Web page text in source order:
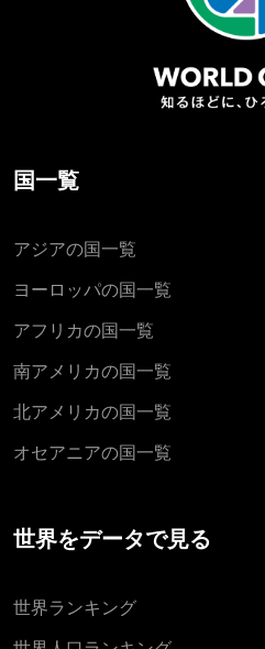
国一覧
アジアの国一覧
ヨーロッパの国一覧
アフリカの国一覧
南アメリカの国一覧
北アメリカの国一覧
オセアニアの国一覧
世界をデータで見る
世界ランキング